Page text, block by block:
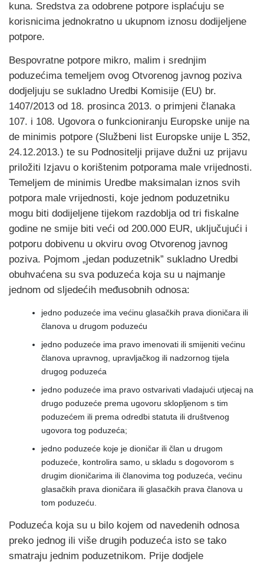
kuna. Sredstva za odobrene potpore isplaćuju se
korisnicima jednokratno u ukupnom iznosu dodijeljene
potpore.
Bespovratne potpore mikro, malim i srednjim
poduzećima temeljem ovog Otvorenog javnog poziva
dodjeljuju se sukladno Uredbi Komisije (EU) br.
1407/2013 od 18. prosinca 2013. o primjeni članaka
107. i 108. Ugovora o funkcioniranju Europske unije na
de minimis potpore (Službeni list Europske unije L 352,
24.12.2013.) te su Podnositelji prijave dužni uz prijavu
priložiti Izjavu o korištenim potporama male vrijednosti.
Temeljem de minimis Uredbe maksimalan iznos svih
potpora male vrijednosti, koje jednom poduzetniku
mogu biti dodijeljene tijekom razdoblja od tri fiskalne
godine ne smije biti veći od 200.000 EUR, uključujući i
potporu dobivenu u okviru ovog Otvorenog javnog
poziva. Pojmom „jedan poduzetnik” sukladno Uredbi
obuhvaćena su sva poduzeća koja su u najmanje
jednom od sljedećih međusobnih odnosa:
jedno poduzeće ima većinu glasačkih prava dioničara ili
članova u drugom poduzeću
jedno poduzeće ima pravo imenovati ili smijeniti većinu
članova upravnog, upravljačkog ili nadzornog tijela
drugog poduzeća
jedno poduzeće ima pravo ostvarivati vladajući utjecaj na
drugo poduzeće prema ugovoru sklopljenom s tim
poduzećem ili prema odredbi statuta ili društvenog
ugovora tog poduzeća;
jedno poduzeće koje je dioničar ili član u drugom
poduzeće, kontrolira samo, u skladu s dogovorom s
drugim dioničarima ili članovima tog poduzeća, većinu
glasačkih prava dioničara ili glasačkih prava članova u
tom poduzeću.
Poduzeća koja su u bilo kojem od navedenih odnosa
preko jednog ili više drugih poduzeća isto se tako
smatraju jednim poduzetnikom. Prije dodjele